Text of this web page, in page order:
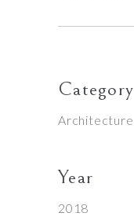
Category
Architecture
Year
2018